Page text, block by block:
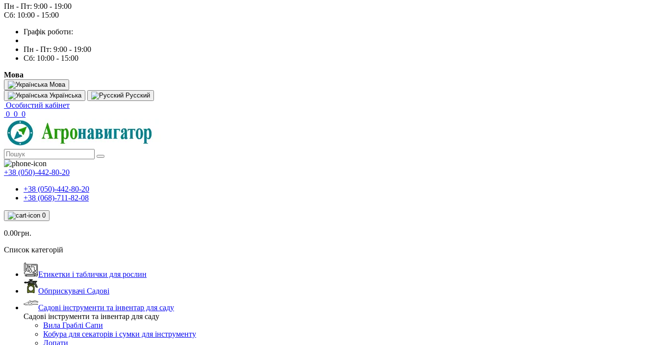
Пн - Пт: 9:00 - 19:00
Сб: 10:00 - 15:00
Графік роботи:
Пн - Пт: 9:00 - 19:00
Сб: 10:00 - 15:00
Мова
Мова
Українська
Русский
Особистий кабінет
0 0 0
+38 (050)-442-80-20
+38 (050)-442-80-20
+38 (068)-711-82-08
0
0.00грн.
Список категорій
Етикетки і таблички для рослин
Обприскувачі Садові
Садові інструменти та інвентар для саду
Садові інструменти та інвентар для саду
Вила Граблі Сапи
Кобура для секаторів і сумки для інструменту
Лопати